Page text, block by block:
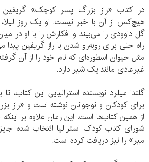
در کتاب «راز بزرگ پسر کوچک» گریفین
هیچ‌کس از آن با خبر نیست. او یک روز لیلا،
گل داوودی را می‌بیند و افکارش را با او در
راه حلی برای روبه‌رو شدن با راز گریفین
مثل حیوان اسطوره‌ای که نام خود را از آن
غیرعادی مانند یک شیر دارد.
گلندا میلرد نویسنده استرالیایی این کتاب،
برای کودکان و نوجوانان نوشته است و
از همین کتاب‌ها است. این رمان علاوه بر اینکه
شورای کتاب کودک استرالیا انتخاب شده
میر» را نیز دریافت کرده است.